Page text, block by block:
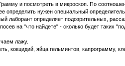
и посмотреть в микроскоп. По
определить нужен специальный определитель
лаборант определяет подозрительных,
на "что найдете" - сколько будет таких
лажу.
кокцидий, яйца гельминтов, капрограмму,